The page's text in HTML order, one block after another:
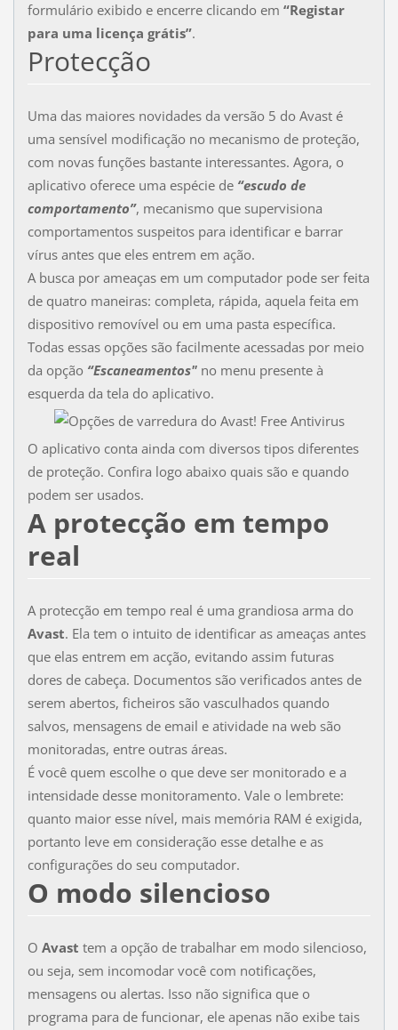
formulário exibido e encerre clicando em “Registar
para uma licença grátis”.
Protecção
Uma das maiores novidades da versão 5 do Avast é
uma sensível modificação no mecanismo de proteção,
com novas funções bastante interessantes. Agora, o
aplicativo oferece uma espécie de “escudo de
comportamento”, mecanismo que supervisiona
comportamentos suspeitos para identificar e barrar
vírus antes que eles entrem em ação.
A busca por ameaças em um computador pode ser feita
de quatro maneiras: completa, rápida, aquela feita em
dispositivo removível ou em uma pasta específica.
Todas essas opções são facilmente acessadas por meio
da opção “Escaneamentos"no menu presente à
esquerda da tela do aplicativo.
O aplicativo conta ainda com diversos tipos diferentes
de proteção. Confira logo abaixo quais são e quando
podem ser usados.
A protecção em tempo
real
A protecção em tempo real é uma grandiosa arma do
Avast. Ela tem o intuito de identificar as ameaças antes
que elas entrem em acção, evitando assim futuras
dores de cabeça. Documentos são verificados antes de
serem abertos, ficheiros são vasculhados quando
salvos, mensagens de email e atividade na web são
monitoradas, entre outras áreas.
É você quem escolhe o que deve ser monitorado e a
intensidade desse monitoramento. Vale o lembrete:
quanto maior esse nível, mais memória RAM é exigida,
portanto leve em consideração esse detalhe e as
configurações do seu computador.
O modo silencioso
O Avast tem a opção de trabalhar em modo silencioso,
ou seja, sem incomodar você com notificações,
mensagens ou alertas. Isso não significa que o
programa para de funcionar, ele apenas não exibe tais